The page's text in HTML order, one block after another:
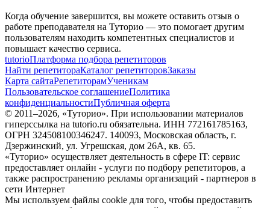
Когда обучение завершится, вы можете оставить отзыв о
работе преподавателя на Туторио — это помогает другим
пользователям находить компетентных специалистов и
повышает качество сервиса.
tutorioПлатформа подбора репетиторов
Найти репетитораКаталог репетиторовЗаказы
Карта сайтаРепетиторамУченикам
Пользовательское соглашениеПолитика
конфиденциальностиПубличная оферта
© 2011–2026, «Туторио». При использовании материалов
гиперссылка на tutorio.ru обязательна. ИНН 772161785163,
ОГРН 324508100346247. 140093, Московская область, г.
Дзержинский, ул. Угрешская, дом 26А, кв. 65.
«Туторио» осуществляет деятельность в сфере IT: сервис
предоставляет онлайн - услуги по подбору репетиторов, а
также распространению рекламы организаций - партнеров в
сети Интернет
Мы используем файлы cookie для того, чтобы предоставить